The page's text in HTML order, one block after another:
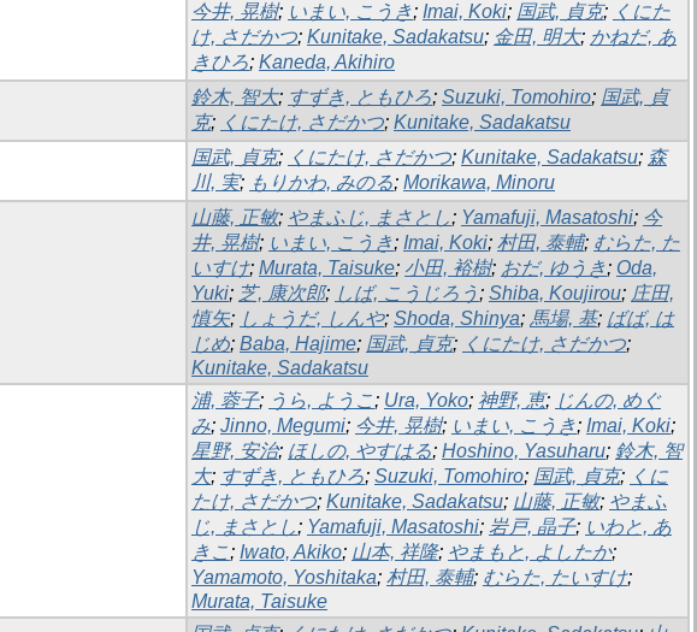
今井, 晃樹; いまい, こうき; Imai, Koki; 国武, 貞克; くにた
け, さだかつ; Kunitake, Sadakatsu; 金田, 明大; かねだ, あ
きひろ; Kaneda, Akihiro
鈴木, 智大; すずき, ともひろ; Suzuki, Tomohiro; 国武, 貞
克; くにたけ, さだかつ; Kunitake, Sadakatsu
国武, 貞克; くにたけ, さだかつ; Kunitake, Sadakatsu; 森
川, 実; もりかわ, みのる; Morikawa, Minoru
山藤, 正敏; やまふじ, まさとし; Yamafuji, Masatoshi; 今
井, 晃樹; いまい, こうき; Imai, Koki; 村田, 泰輔; むらた, た
いすけ; Murata, Taisuke; 小田, 裕樹; おだ, ゆうき; Oda,
Yuki; 芝, 康次郎; しば, こうじろう ; Shiba, Koujirou; 庄田,
慎矢; しょうだ, しんや; Shoda, Shinya; 馬場, 基; ばば, は
じめ; Baba, Hajime; 国武, 貞克; くにたけ, さだかつ;
Kunitake, Sadakatsu
浦, 蓉子; うら, ようこ; Ura, Yoko; 神野, 恵; じんの, めぐ
み; Jinno, Megumi; 今井, 晃樹; いまい, こうき; Imai, Koki;
星野, 安治; ほしの, やすはる; Hoshino, Yasuharu; 鈴木, 智
大; すずき, ともひろ; Suzuki, Tomohiro; 国武, 貞克; くに
たけ, さだかつ; Kunitake, Sadakatsu; 山藤, 正敏; やまふ
じ, まさとし; Yamafuji, Masatoshi; 岩戸, 晶子; いわと, あ
きこ; Iwato, Akiko; 山本, 祥隆; やまもと, よしたか;
Yamamoto, Yoshitaka; 村田, 泰輔; むらた, たいすけ;
Murata, Taisuke